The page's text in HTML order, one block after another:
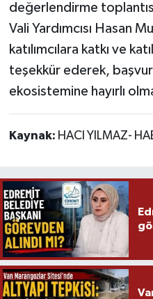
değerlendirme
Vali Yardımcısı Hasan
katılımcılara katkı ve
teşekkür ederek,
ekosistemine hayırlı
Kaynak: HACI YILMAZ-